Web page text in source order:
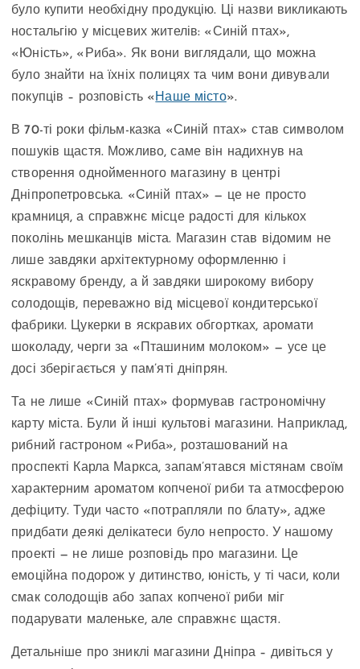
було купити необхідну продукцію. Ці назви викликають
ностальгію у місцевих жителів: «Синій птах»,
«Юність», «Риба». Як вони виглядали, що можна
було знайти на їхніх полицях та чим вони дивували
покупців – розповість « Наше місто».
В 70-ті роки фільм-казка «Синій птах» став символом
пошуків щастя. Можливо, саме він надихнув на
створення однойменного магазину в центрі
Дніпропетровська. «Синій птах» — це не просто
крамниця, а справжнє місце радості для кількох
поколінь мешканців міста. Магазин став відомим не
лише завдяки архітектурному оформленню і
яскравому бренду, а й завдяки широкому вибору
солодощів, переважно від місцевої кондитерської
фабрики. Цукерки в яскравих обгортках, аромати
шоколаду, черги за «Пташиним молоком» — усе це
досі зберігається у пам’яті дніпрян.
Та не лише «Синій птах» формував гастрономічну
карту міста. Були й інші культові магазини. Наприклад,
рибний гастроном «Риба», розташований на
проспекті Карла Маркса, запам’ятався містянам своїм
характерним ароматом копченої риби та атмосферою
дефіциту. Туди часто «потрапляли по блату», адже
придбати деякі делікатеси було непросто. У нашому
проекті — не лише розповідь про магазини. Це
емоційна подорож у дитинство, юність, у ті часи, коли
смак солодощів або запах копченої риби міг
подарувати маленьке, але справжнє щастя.
Детальніше про зниклі магазини Дніпра – дивіться у